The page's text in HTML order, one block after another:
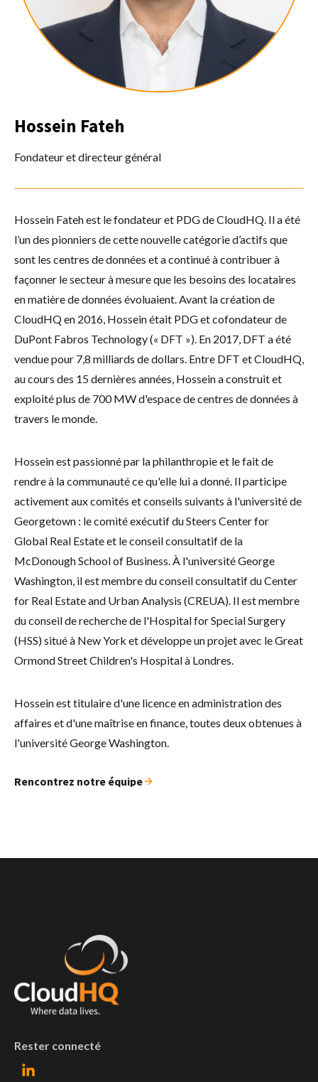
Hossein Fateh
Fondateur et directeur général
Hossein Fateh est le fondateur et PDG de CloudHQ. Il a été
l’un des pionniers de cette nouvelle catégorie d’actifs que
sont les centres de données et a continué à contribuer à
façonner le secteur à mesure que les besoins des locataires
en matière de données évoluaient. Avant la création de
CloudHQ en 2016, Hossein était PDG et cofondateur de
DuPont Fabros Technology (« DFT »). En 2017, DFT a été
vendue pour 7,8 milliards de dollars. Entre DFT et CloudHQ,
au cours des 15 dernières années, Hossein a construit et
exploité plus de 700 MW d'espace de centres de données à
travers le monde.
Hossein est passionné par la philanthropie et le fait de
rendre à la communauté ce qu'elle lui a donné. Il participe
activement aux comités et conseils suivants à l'université de
Georgetown : le comité exécutif du Steers Center for
Global Real Estate et le conseil consultatif de la
McDonough School of Business. À l'université George
Washington, il est membre du conseil consultatif du Center
for Real Estate and Urban Analysis (CREUA). Il est membre
du conseil de recherche de l'Hospital for Special Surgery
(HSS) situé à New York et développe un projet avec le Great
Ormond Street Children's Hospital à Londres.
Hossein est titulaire d'une licence en administration des
affaires et d'une maîtrise en finance, toutes deux obtenues à
l'université George Washington.
Rencontrez notre équipe
Rester connecté